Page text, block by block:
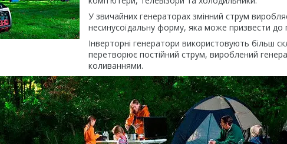
У звичайних генераторах змінний струм
несинусоїдальну форму, яка може призвести
Інверторні генератори використовують більш
перетворює постійний струм, вироблений
коливаннями.